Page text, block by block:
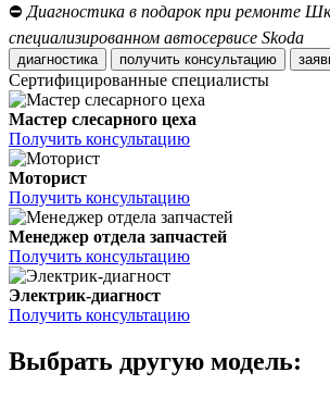
⛔ Диагностика в подарок при ремонте
специализированном автосервисе Skoda
диагностика получить консультацию
Сертифицированные специалисты
Мастер слесарного цеха
Получить консультацию
Моторист
Получить консультацию
Менеджер отдела запчастей
Получить консультацию
Электрик-диагност
Получить консультацию
Выбрать другую модель: